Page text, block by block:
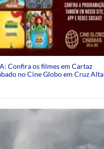
Confira os filmes em Cartaz
no Cine Globo em Cruz Alta